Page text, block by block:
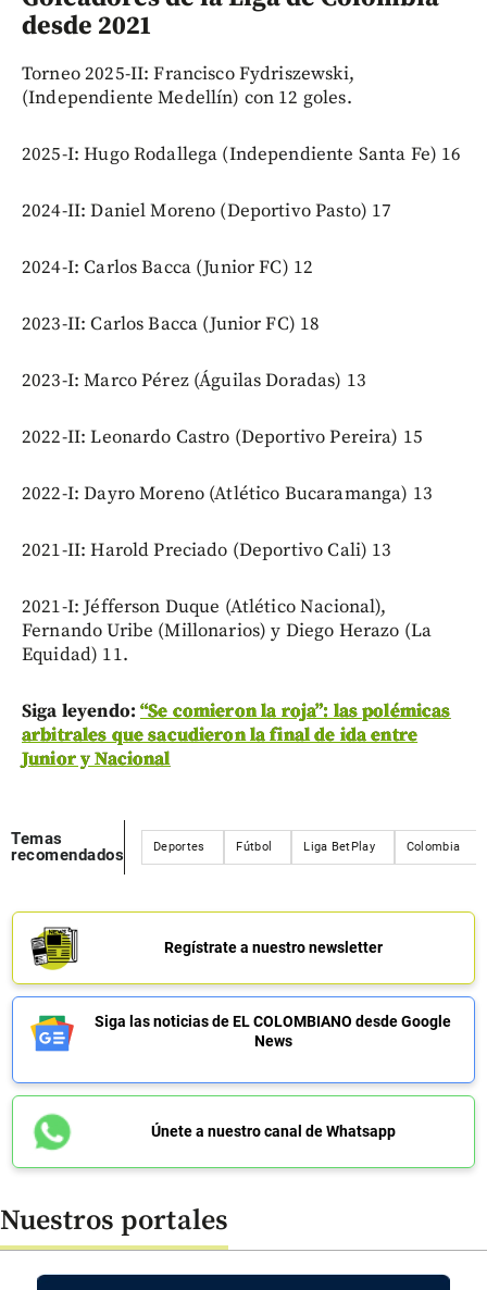
desde 2021
Torneo 2025-II: Francisco Fydriszewski,
(Independiente Medellín) con 12 goles.
2025-I: Hugo Rodallega (Independiente Santa Fe) 16
2024-II: Daniel Moreno (Deportivo Pasto) 17
2024-I: Carlos Bacca (Junior FC) 12
2023-II: Carlos Bacca (Junior FC) 18
2023-I: Marco Pérez (Águilas Doradas) 13
2022-II: Leonardo Castro (Deportivo Pereira) 15
2022-I: Dayro Moreno (Atlético Bucaramanga) 13
2021-II: Harold Preciado (Deportivo Cali) 13
2021-I: Jéfferson Duque (Atlético Nacional),
Fernando Uribe (Millonarios) y Diego Herazo (La
Equidad) 11.
Siga leyendo:“Se comieron la roja”: las polémicas
arbitrales que sacudieron la final de ida entre
Junior y Nacional
Temas
recomendados
Deportes Fútbol Liga BetPlay Colombia
Regístrate a nuestro newsletter
Siga las noticias de EL COLOMBIANO desde Google
News
Únete a nuestro canal de Whatsapp
Nuestros portales